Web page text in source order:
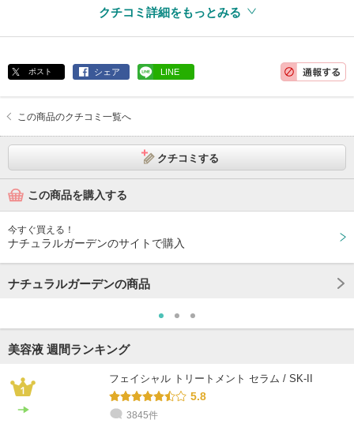
クチコミ詳細をもっとみる
ポスト シェア LINE
この商品のクチコミ一覧へ
クチコミする
この商品を購入する
今すぐ買える！
ナチュラルガーデンのサイトで購入
ナチュラルガーデンの商品
美容液 週間ランキング
フェイシャル トリートメント セラム / SK-II
5.8
3845件